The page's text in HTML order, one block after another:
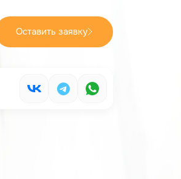
Оставить заявку